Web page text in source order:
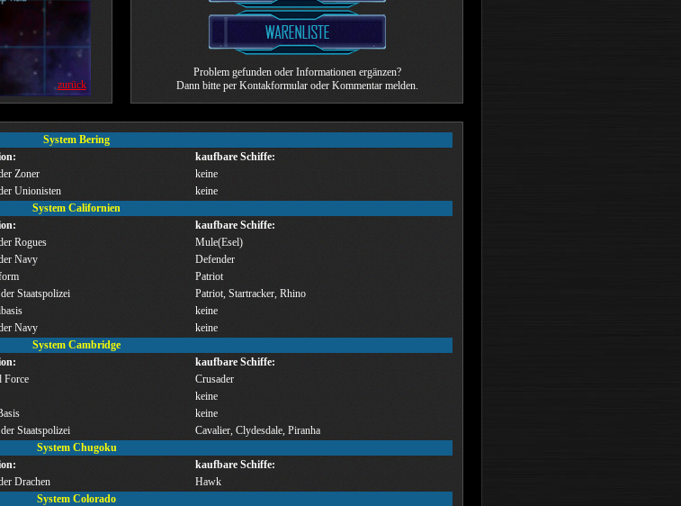
zurück
Problem gefunden oder Informationen ergänzen?
Dann bitte per Kontakformular oder Kommentar melden.
System Bering
kaufbare Schiffe:
Zoner
keine
Unionisten
keine
System Californien
kaufbare Schiffe:
Rogues
Mule(Esel)
Navy
Defender
Patriot
Staatspolizei
Patriot, Startracker, Rhino
keine
Navy
keine
System Cambridge
kaufbare Schiffe:
Force
Crusader
keine
keine
Staatspolizei
Cavalier, Clydesdale, Piranha
System Chugoku
kaufbare Schiffe:
Drachen
Hawk
System Colorado